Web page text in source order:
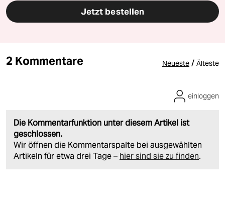
Jetzt bestellen
2 Kommentare Neueste / Älteste
Die Kommentarfunktion unter diesem Artikel ist
geschlossen.
Wir öffnen die Kommentarspalte bei ausgewählten
Artikeln für etwa drei Tage – hier sind sie zu finden.
einloggen